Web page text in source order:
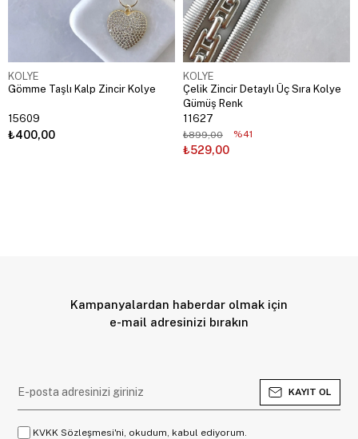
KOLYE
Gömme Taşlı Kalp Zincir Kolye
15609
₺400,00
KOLYE
Çelik Zincir Detaylı Üç Sıra Kolye
Gümüş Renk
11627
₺529,00
₺899,00 %41
Kampanyalardan haberdar olmak için
e-mail adresinizi bırakın
KAYIT OL
KVKK Sözleşmesi'ni, okudum, kabul ediyorum.